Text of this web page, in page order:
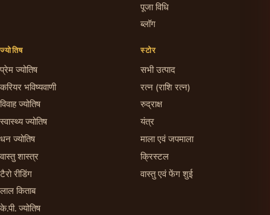
पूजा विधि
ब्लॉग
ज्योतिष
प्रेम ज्योतिष
करियर भविष्यवाणी
विवाह ज्योतिष
स्वास्थ्य ज्योतिष
धन ज्योतिष
वास्तु शास्त्र
टैरो रीडिंग
लाल किताब
के.पी. ज्योतिष
स्टोर
सभी उत्पाद
रत्न (राशि रत्न)
रुद्राक्ष
यंत्र
माला एवं जपमाला
क्रिस्टल
वास्तु एवं फेंग शुई